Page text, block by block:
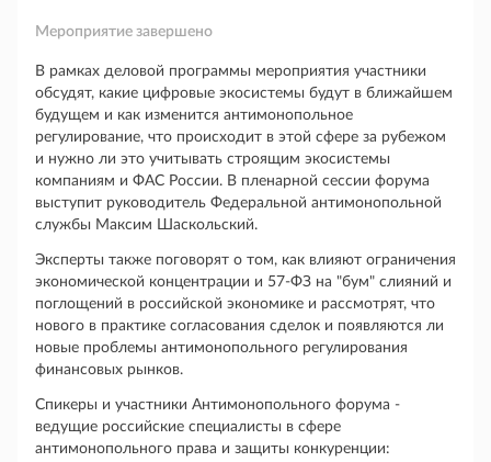
Мероприятие завершено
В рамках деловой программы мероприятия участники
обсудят, какие цифровые экосистемы будут в ближайшем
будущем и как изменится антимонопольное
регулирование, что происходит в этой сфере за рубежом
и нужно ли это учитывать строящим экосистемы
компаниям и ФАС России. В пленарной сессии форума
выступит руководитель Федеральной антимонопольной
службы Максим Шаскольский.
Эксперты также поговорят о том, как влияют ограничения
экономической концентрации и 57-ФЗ на "бум" слияний и
поглощений в российской экономике и рассмотрят, что
нового в практике согласования сделок и появляются ли
новые проблемы антимонопольного регулирования
финансовых рынков.
Спикеры и участники Антимонопольного форума -
ведущие российские специалисты в сфере
антимонопольного права и защиты конкуренции: